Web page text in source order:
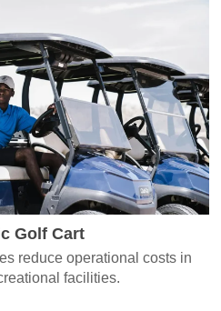
Golf Cart
reduce operational costs in
facilities.